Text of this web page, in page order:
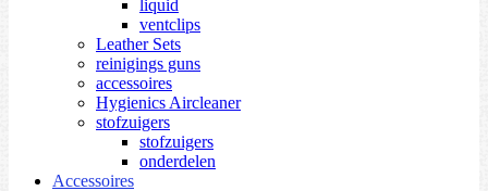
liquid
ventclips
Leather Sets
reinigings guns
accessoires
Hygienics Aircleaner
stofzuigers
stofzuigers
onderdelen
Accessoires